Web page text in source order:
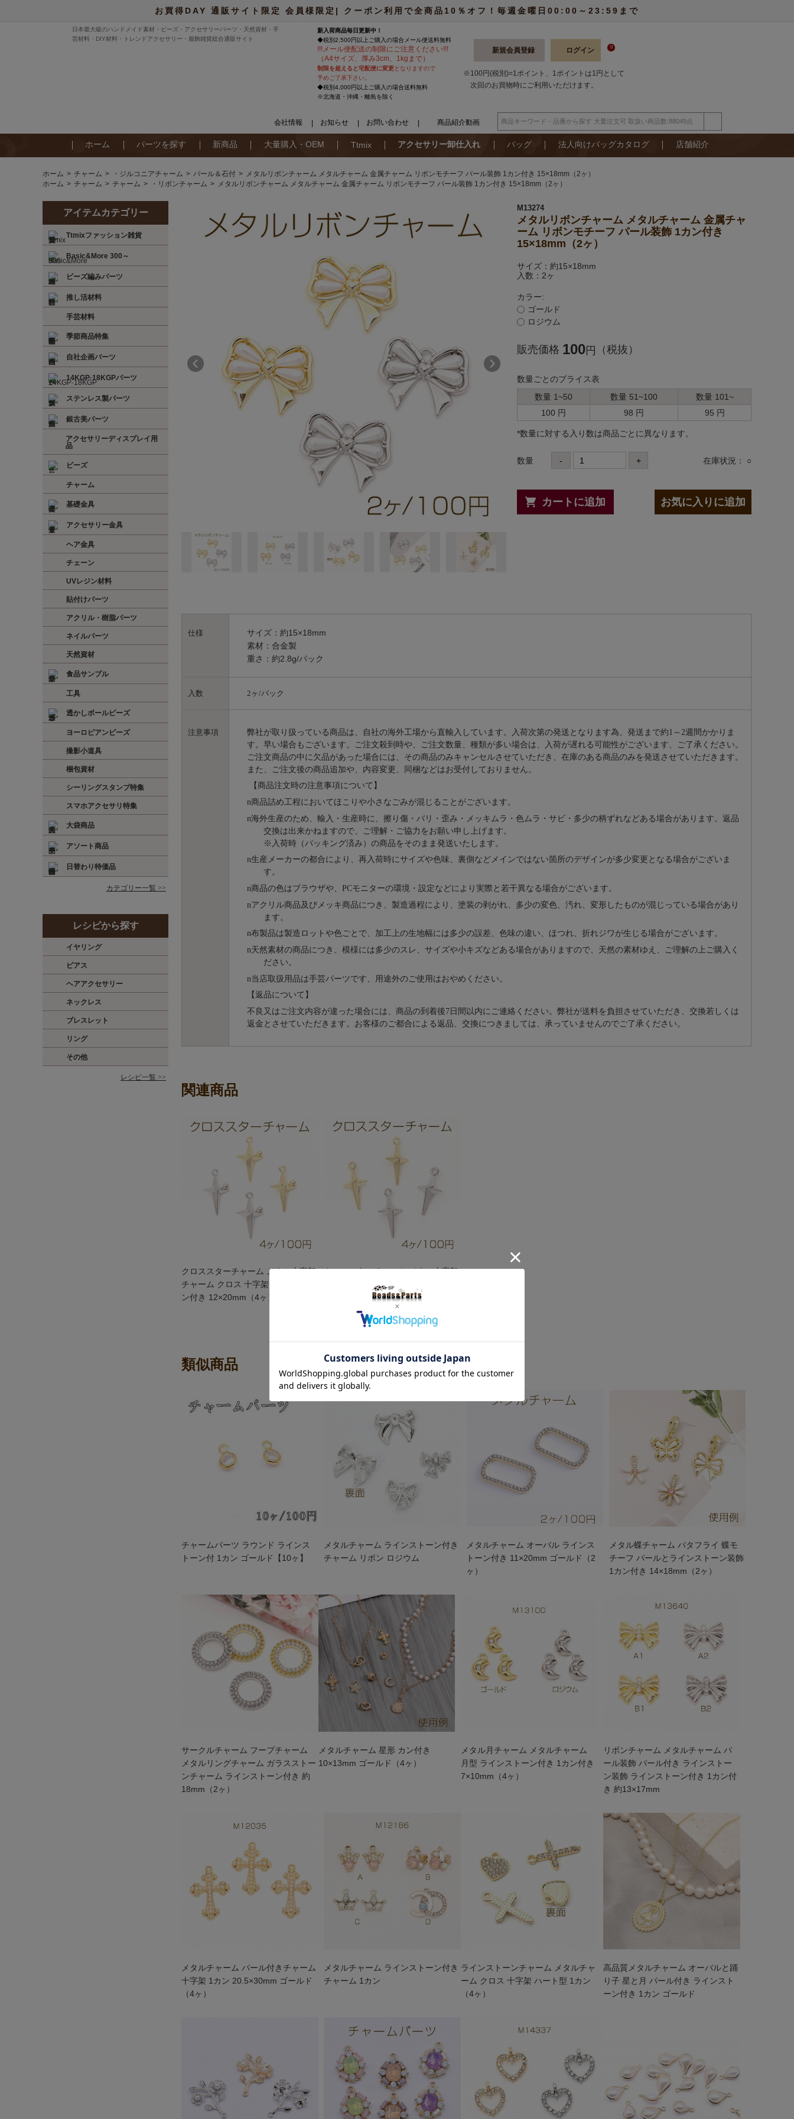
お買得DAY 通販サイト限定 会員様限定| クーポン利用で全商品10％オフ！毎週金曜日00:00～23:59まで
日本最大級のハンドメイド素材・ビーズ・アクセサリーパーツ・天然資材・手
芸材料・DIY材料・トレンドアクセサリー・服飾雑貨総合通販サイト
新入荷商品毎日更新中！
◆税別2,500円以上ご購入の場合 メール便送料無料
!!!メール便配送の制限にご注意ください!!!
（A4サイズ、厚み3cm、1kgまで）
制限を超えると宅配便に変更となりますので
予めご了承下さい。
◆税別4,000円以上ご購入の場合送料無料
※北海道・沖縄・離島を除く
新規会員登録 ログイン 0
※100円(税別)=1ポイント、1ポイントは1円として
次回のお買物時にご利用いただけます。
会社情報 お知らせ お問い合わせ 商品紹介動画
ホーム パーツを探す 新商品 大量購入・OEM Ttmix アクセサリー卸仕入れ バッグ 法人向けバッグカタログ 店舗紹介
ホーム チャーム ・ジルコニアチャーム パール＆石付
メタルリボンチャーム メタルチャーム 金属チャーム リボンモチーフ パール装飾 1カン付き 15×18mm（2ヶ）
ホーム
チャーム チャーム ・リボンチャーム メタルリボンチャーム メタルチャーム 金属チャーム リボンモチーフ パール装飾 1カン付き 15×18mm（2ヶ）
アイテムカテゴリー
Ttmixファッション雑貨
Basic&More 300～
ビーズ編みパーツ
推し活材料
手芸材料
季節商品特集
自社企画パーツ
14KGP·18KGPパーツ
ステンレス製パーツ
銀古美パーツ
アクセサリーディスプレイ用
品
ビーズ
チャーム
基礎金具
アクセサリー金具
ヘア金具
チェーン
UVレジン材料
貼付けパーツ
アクリル・樹脂パーツ
ネイルパーツ
天然資材
食品サンプル
工具
透かしボールビーズ
ヨーロピアンビーズ
撮影小道具
梱包資材
シーリングスタンプ特集
スマホアクセサリ特集
大袋商品
アソート商品
日替わり特価品
カテゴリー一覧 >>
レシピから探す
イヤリング
ピアス
ヘアアクセサリー
ネックレス
ブレスレット
リング
その他
レシピ一覧 >>
M13274
メタルリボンチャーム メタルチャーム 金属チャ
ーム リボンモチーフ パール装飾 1カン付き
15×18mm（2ヶ）
サイズ：約15×18mm
入数：2ヶ
カラー:
ゴールド
ロジウム
販売価格 100円 （税抜）
数量ごとのプライス表
数量 1~50
数量 51~100
数量 101~
100 円
98 円 95 円
*数量に対する⼊り数は商品ごとに異なります。
数量 - + 在庫状況： ○
カートに追加 お気に入りに追加
仕様
サイズ：約15×18mm
素材：合金製
重さ：約2.8g/パック
入数 2ヶ/パック
注意事項 弊社が取り扱っている商品は、自社の海外工場から直輸入しています。入荷次第の発送となります為、発送まで約1～2週間かかりま
す。早い場合もございます。ご注文殺到時や、ご注文数量、種類が多い場合は、入荷が遅れる可能性がございます、ご了承ください。
ご注文商品の中に欠品があった場合には、その商品のみキャンセルさせていただき、在庫のある商品のみを発送させていただきます。
また、ご注文後の商品追加や、内容変更、同梱などはお受付しておりません。
【商品注文時の注意事項について】
n商品詰め⼯程においてほこりや⼩さなごみが混じることがございます。
n海外⽣産のため、輸⼊・⽣産時に、擦り傷・バリ・歪み・メッキムラ・色ムラ・サビ・多少の柄ずれなどある場合があります。返品
交換は出来かねますので、ご理解・ご協⼒をお願い申し上げます。
※⼊荷時（パッキング済み）の商品をそのまま発送いたします。
n⽣産メーカーの都合により、再⼊荷時にサイズや⾊味、裏側などメインではない箇所のデザインが多少変更となる場合がございま
す。
n商品の⾊はブラウザや、PCモニターの環境・設定などにより実際と若⼲異なる場合がございます。
nアクリル商品及びメッキ商品につき、製造過程により、塗装の剥がれ、多少の変色、汚れ、変形したものが混じっている場合があり
ます。
n布製品は製造ロットや色ごとで、加工上の生地幅には多少の誤差、色味の違い、ほつれ、折れジワが生じる場合がございます。
n天然素材の商品につき、模様には多少のスレ、サイズや小キズなどある場合がありますので、天然の素材ゆえ、ご理解の上ご購入く
ださい。
n当店取扱用品は⼿芸パーツです、⽤途外のご使⽤はおやめください。
【返品について】
不良又はご注文内容が違った場合には、商品の到着後7日間以内にご連絡ください。弊社が送料を負担させていただき、交換若しくは
返金とさせていただきます。お客様のご都合による返品、交換につきましては、承っていませんのでご了承ください。
関連商品
クロススターチャーム メタル十字架
チャーム クロス 十字架モチーフ 1カ
ン付き 12×20mm（4ヶ）
クロススターチャーム メタル十字架
チャーム クロス 十字架モチーフ 1カ
ン付き 9×16mm（4ヶ）
類似商品
チャームパーツ ラウンド ラインス
トーン付 1カン ゴールド【10ヶ】
メタルチャーム ラインストーン付き
チャーム リボン ロジウム
メタルチャーム オーバル ラインス
トーン付き 11×20mm ゴールド（2
ヶ）
メタル蝶チャーム バタフライ 蝶モ
チーフ パールとラインストーン装飾
1カン付き 14×18mm（2ヶ）
サークルチャーム フープチャーム
メタルリングチャーム ガラスストー
ンチャーム ラインストーン付き 約
18mm（2ヶ）
メタルチャーム 星形 カン付き
10×13mm ゴールド（4ヶ）
メタル月チャーム メタルチャーム
月型 ラインストーン付き 1カン付き
7×10mm（4ヶ）
リボンチャーム メタルチャーム パ
ール装飾 パール付き ラインストー
ン装飾 ラインストーン付き 1カン付
き 約13×17mm
メタルチャーム パール付きチャーム
十字架 1カン 20.5×30mm ゴールド
（4ヶ）
メタルチャーム ラインストーン付き
チャーム 1カン
ラインストーンチャーム メタルチャ
ーム クロス 十字架 ハート型 1カン
（4ヶ）
高品質メタルチャーム オーバルと踊
り子 星と月 パール付き ラインスト
ーン付き 1カン ゴールド